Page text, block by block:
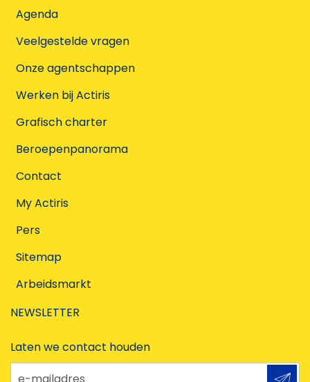
Agenda
Veelgestelde vragen
Onze agentschappen
Werken bij Actiris
Grafisch charter
Beroepenpanorama
Contact
My Actiris
Pers
Sitemap
Arbeidsmarkt
NEWSLETTER
Laten we contact houden
e-mailadres